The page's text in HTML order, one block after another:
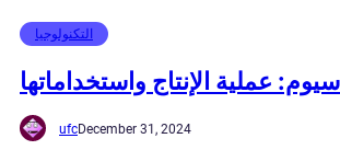
التكنولوجيا
عملية الإنتاج واستخداماتها
ufcDecember 31, 2024